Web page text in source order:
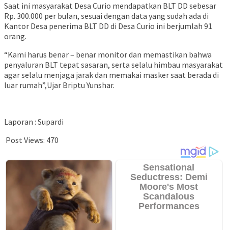
Saat ini masyarakat Desa Curio mendapatkan BLT DD sebesar
Rp. 300.000 per bulan, sesuai dengan data yang sudah ada di
Kantor Desa penerima BLT DD di Desa Curio ini berjumlah 91
orang.
“Kami harus benar – benar monitor dan memastikan bahwa
penyaluran BLT tepat sasaran, serta selalu himbau masyarakat
agar selalu menjaga jarak dan memakai masker saat berada di
luar rumah”,Ujar Briptu Yunshar.
Laporan : Supardi
Post Views: 470